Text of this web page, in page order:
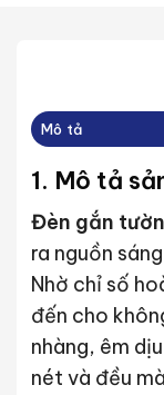
Mô tả
1. Mô tả
Đèn gắn
ra nguồn
Nhờ chỉ số
đến cho
nhàng, êm
nét và đều